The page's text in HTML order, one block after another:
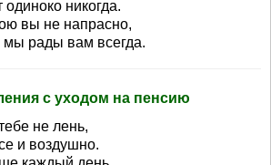
одиноко никогда.
вы не напрасно,
мы рады вам всегда.
с уходом на пенсию
не лень,
и воздушно.